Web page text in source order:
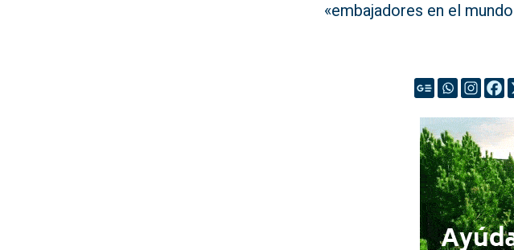
«embajadores en el